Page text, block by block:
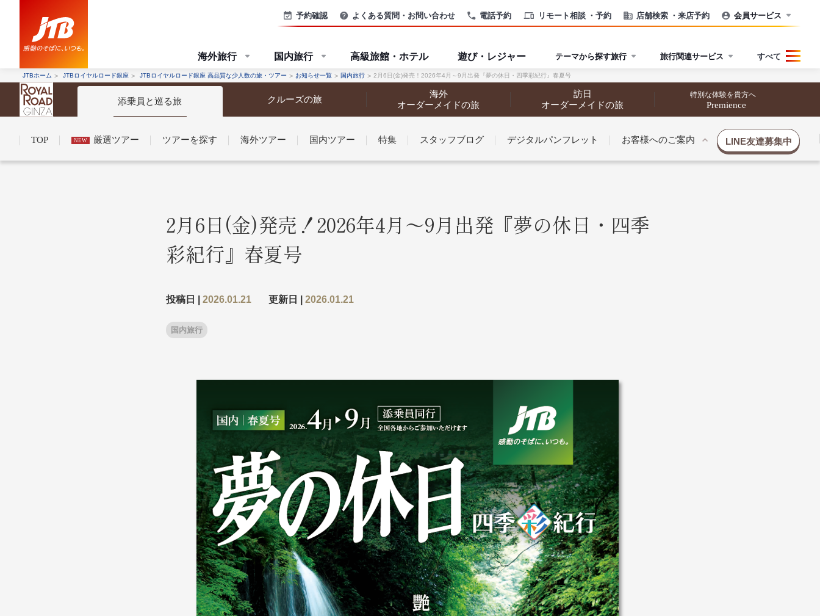
電話予約 リモート相談 ・予約 店舗検索 ・来店予約
予約確認 よくある質問・お問い合わせ 会員サービス
海外旅行 国内旅行 高級旅館・ホテル 遊び・レジャー テーマから探す旅行 旅行関連サービス すべて
JTBホーム JTBロイヤルロード銀座 JTBロイヤルロード銀座 高品質な少人数の旅・ツアー お知らせ一覧 国内旅行 2月6日(金)発売！2026年4月～9月出発『夢の休日・四季彩紀行』春夏号
添乗員と巡る旅 クルーズの旅
海外
オーダーメイドの旅
訪日
オーダーメイドの旅
特別な体験を貴方へ
Premience
TOP NEW 厳選ツアー ツアーを探す 海外ツアー 国内ツアー 特集 スタッフブログ デジタルパンフレット お客様へのご案内
コンシェルジュ紹介お申し込みの流れ法人企業・自治体のみなさまへ
LINE友達募集中
条件から探す
出発月
1月
2月 3月 4月 5月 6月 7月 8月 9月
10月
11月
12月 ゴールデンウィーク お盆・夏休み 年末年始
ブランド
“知究”紀行
GRAND'EX 夢の休日 | 海外旅行
目的・テーマから探す
美術鑑賞
ヨーロッパの田舎（村・町）
名門・名物ホテルに泊まる
特別企画
グルメ リゾート 一都市滞在 お祭り・イベント
絶景
条件から探す
出発月
冬の国内旅行
1月 8月 9月 10月 11月 12月
お盆・夏休み
年末年始
ブランド
夢の休日 煌
夢の休日 国内旅行 四季彩紀行
目的・テーマから探す
紅葉
花火 祭り 季節の風景 特別企画
ラグジュアリーバスでめぐる
ガンツウ
ななつ星in九州
TWILIGHT EXPRESS 瑞風
2月6日(金)発売！2026年4月～9月出発『夢の休日・四季
彩紀行』春夏号
投稿日 | 2026.01.21 更新日 | 2026.01.21
国内旅行